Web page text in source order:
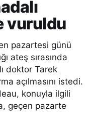
vuruldu
pazartesi günü
ateş sırasında
doktor Tarek
açılmasını istedi.
konuyla ilgili
geçen pazarte